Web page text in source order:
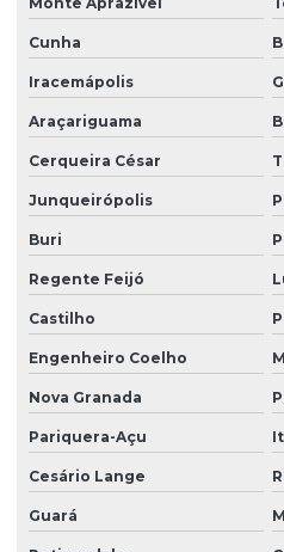
Cunha
Iracemápolis
Araçariguama
Cerqueira César
Junqueirópolis
Buri
Regente Feijó
Castilho
Engenheiro Coelho
Nova Granada
Pariquera-Açu
Cesário Lange
Guará